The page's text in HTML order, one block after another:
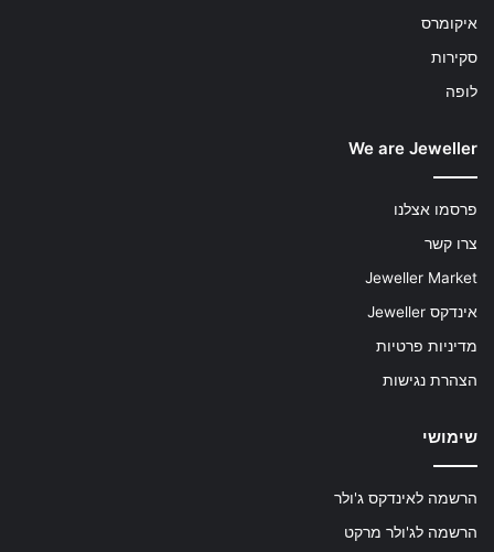
איקומרס
סקירות
לופה
We are Jeweller
פרסמו אצלנו
צרו קשר
Jeweller Market
אינדקס Jeweller
מדיניות פרטיות
הצהרת נגישות
שימושי
הרשמה לאינדקס ג'ולר
הרשמה לג'ולר מרקט